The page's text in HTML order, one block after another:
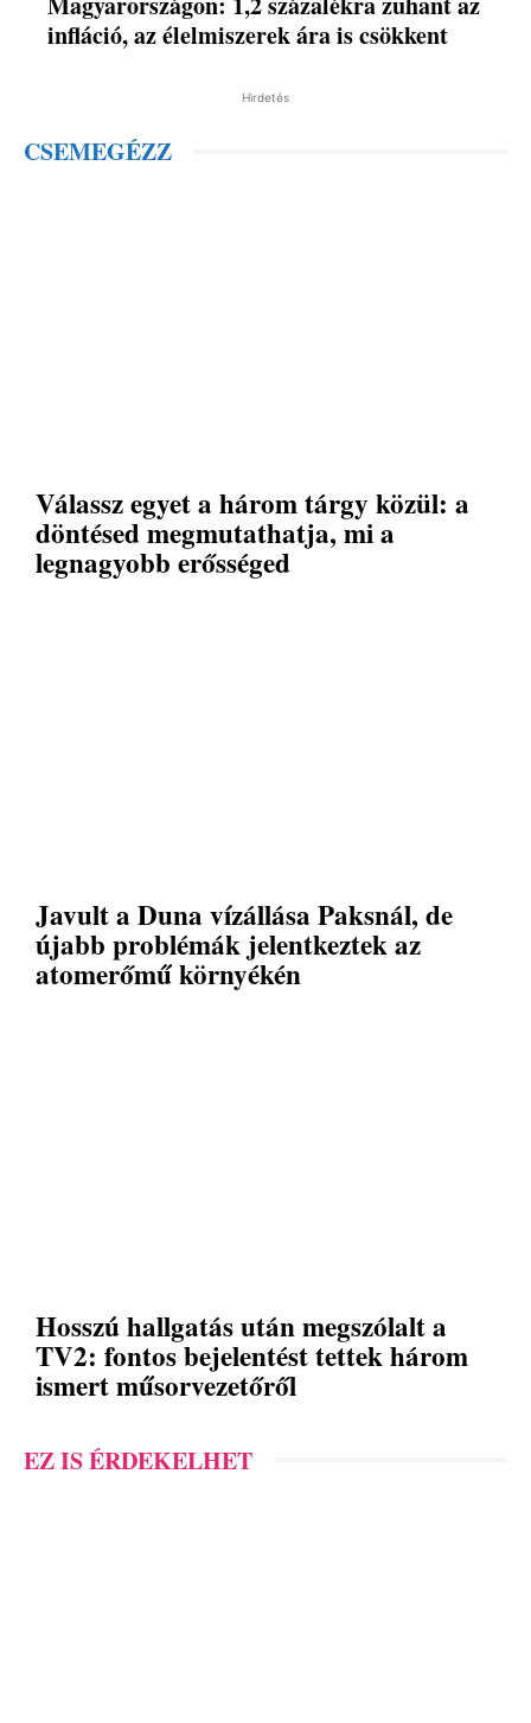
infláció, az élelmiszerek ára is csökkent
Hirdetés
CSEMEGÉZZ
Válassz egyet a három tárgy közül: a
döntésed megmutathatja, mi a
legnagyobb erősséged
Javult a Duna vízállása Paksnál, de
újabb problémák jelentkeztek az
atomerőmű környékén
Hosszú hallgatás után megszólalt a
TV2: fontos bejelentést tettek három
ismert műsorvezetőről
EZ IS ÉRDEKELHET